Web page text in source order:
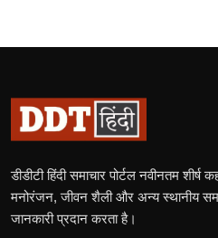
डीडीटी हिंदी समाचार पोर्टल नवीनतम शीर्ष
मनोरंजन, जीवन शैली और अन्य स्थानीय
जानकारी प्रदान करता है।